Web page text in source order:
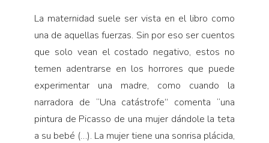
La maternidad suele ser vista en el libro como
una de aquellas fuerzas. Sin por eso ser cuentos
que solo vean el costado negativo, estos no
temen adentrarse en los horrores que puede
experimentar una madre, como cuando la
narradora de “Una catástrofe” comenta “una
pintura de Picasso de una mujer dándole la teta
a su bebé (…). La mujer tiene una sonrisa plácida,